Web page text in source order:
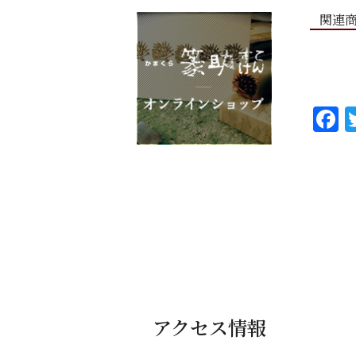
関連
F
a
アクセス情報